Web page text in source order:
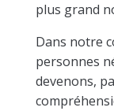
plus grand
Dans notre
personnes
devenons,